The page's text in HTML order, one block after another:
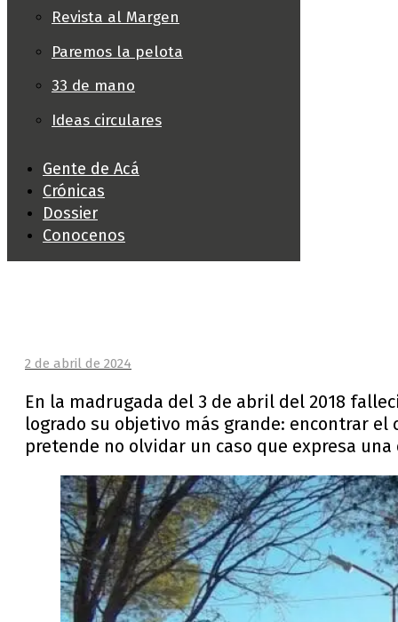
Revista al Margen
Paremos la pelota
33 de mano
Ideas circulares
Gente de Acá
Crónicas
Dossier
Conocenos
En la madrugada del 3 de abril del 2018
logrado su objetivo más grande: encontrar el
pretende no olvidar un caso que expresa
2 de abril de 2024